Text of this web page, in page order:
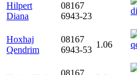
Hilpert
Diana
08167
6943-23
Hoxhaj
Qendrim
08167
6943-53
1.06